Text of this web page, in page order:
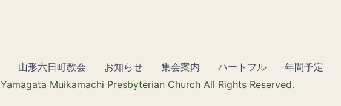
山形六日町教会 お知らせ 集会案内 ハートフル 年間予定
Yamagata Muikamachi Presbyterian Church All Rights Reserved.